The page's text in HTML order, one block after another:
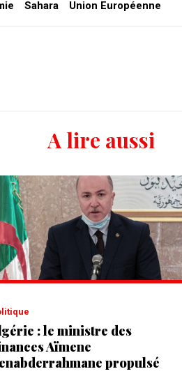
Sahara Union Européenne
A lire aussi
: le ministre des
Aïmene
propulsé